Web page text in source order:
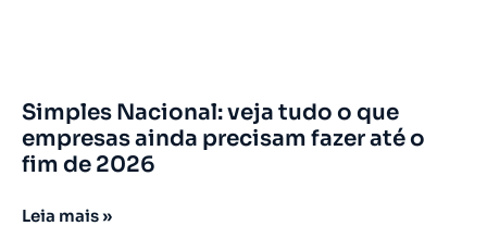
Simples Nacional: veja tudo o que
empresas ainda precisam fazer até o
fim de 2026
Leia mais »